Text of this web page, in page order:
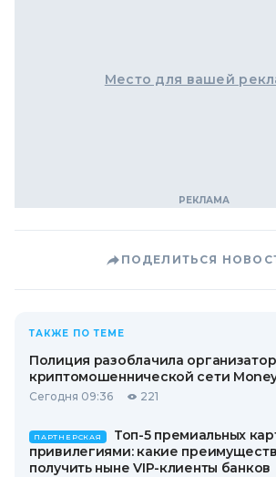
Место для вашей
ПОДЕЛИТЬСЯ
ТАКЖЕ ПО ТЕМЕ
Полиция разоблачила
криптомошеннической сети
Сегодня 09:36 221
ПАРТНЕРСКАЯ
Топ-5 премиальных
привилегиями: какие
получить ныне VIP-клиенты банков